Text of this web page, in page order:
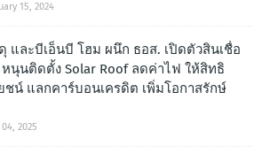
15, 2024
และบีเอ็นบี โฮม ผนึก ธอส. เปิดตัวสินเชื่อ
นุนติดตั้ง Solar Roof ลดค่าไฟ ให้สิทธิ
ชน์ แลกคาร์บอนเครดิต เพิ่มโอกาสรักษ์
2025